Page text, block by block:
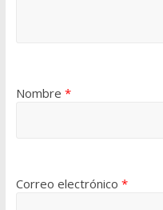
Nombre *
Correo electrónico *